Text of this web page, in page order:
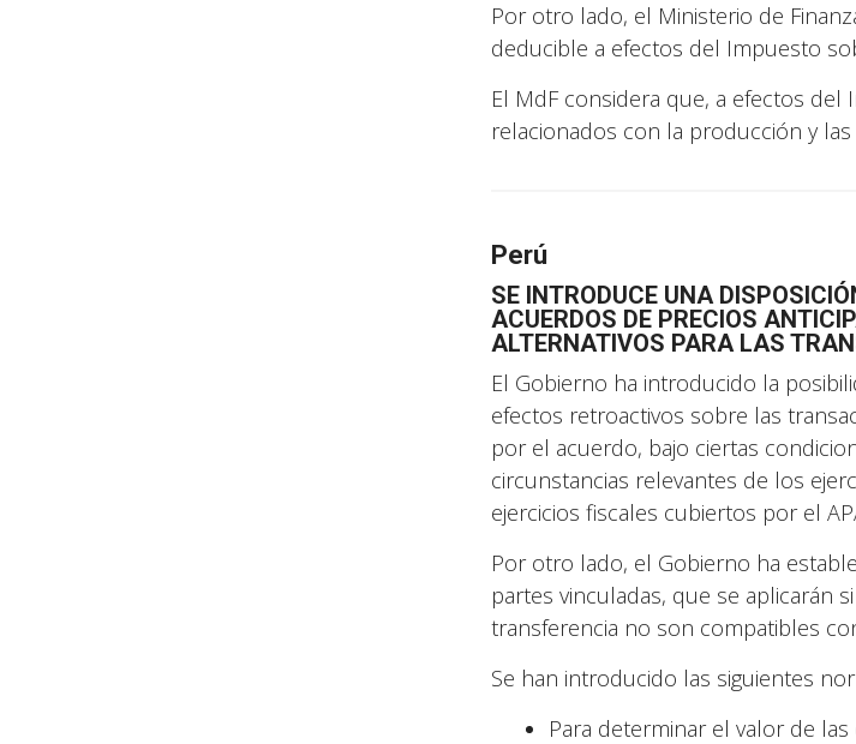
Por otro lado, el Ministerio de
deducible a efectos del Impuesto
El MdF considera que, a efectos
relacionados con la producción y las
Perú
SE INTRODUCE UNA
ACUERDOS DE PRECIOS
ALTERNATIVOS PARA LAS
El Gobierno ha introducido la
efectos retroactivos sobre las
por el acuerdo, bajo ciertas
circunstancias relevantes de los
ejercicios fiscales cubiertos por el
Por otro lado, el Gobierno ha
partes vinculadas, que se aplicarán
transferencia no son compatibles
Se han introducido las siguientes
Para determinar el valor de